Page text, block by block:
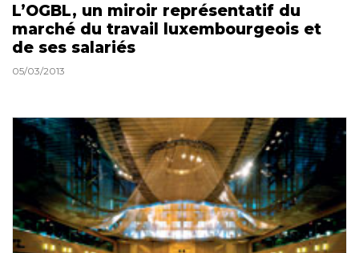
L’OGBL, un miroir représentatif du
marché du travail luxembourgeois et
de ses salariés
05/03/2013